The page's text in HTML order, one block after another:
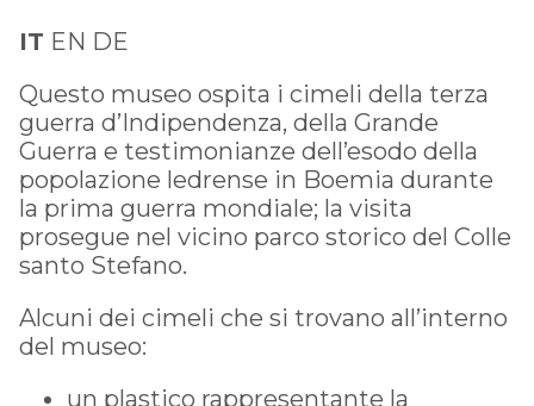
IT EN DE
Questo museo ospita i cimeli della terza
guerra d’Indipendenza, della Grande
Guerra e testimonianze dell’esodo della
popolazione ledrense in Boemia durante
la prima guerra mondiale; la visita
prosegue nel vicino parco storico del Colle
santo Stefano.
Alcuni dei cimeli che si trovano all’interno
del museo:
un plastico rappresentante la